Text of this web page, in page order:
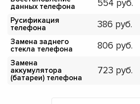
данных телефона
554
Русификация
телефона
386
Замена заднего
стекла телефона
806
Замена
аккумулятора
(батареи) телефона
723